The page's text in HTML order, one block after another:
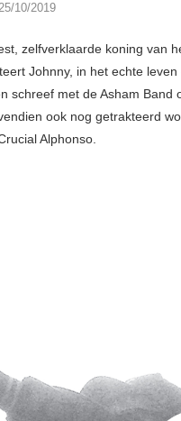
10/2019
zelfverklaarde koning van
Johnny, in het echte
schreef met de Asham Band
ook nog getrakteerd
Alphonso.